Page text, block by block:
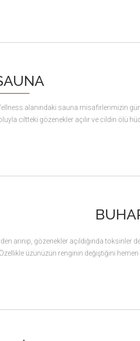
alanındaki sauna misafirlerimizin
ciltteki gözenekler açılır ve cildin ölü
arınıp, gözenekler açıldığında toksinler
üzünüzün renginin değiştiğini